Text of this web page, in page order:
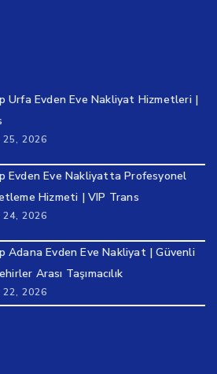
Urfa Evden Eve Nakliyat Hizmetleri |
25, 2026
Evden Eve Nakliyatta Profesyonel
Hizmeti | VIP Trans
24, 2026
Adana Evden Eve Nakliyat | Güvenli
Arası Taşımacılık
22, 2026